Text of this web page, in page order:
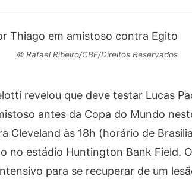
© Rafael Ribeiro/CBF/Direitos Reservados
revelou que deve testar Lucas
antes da Copa do Mundo
Cleveland às 18h (horário de
no estádio Huntington Bank Field.
para se recuperar de um